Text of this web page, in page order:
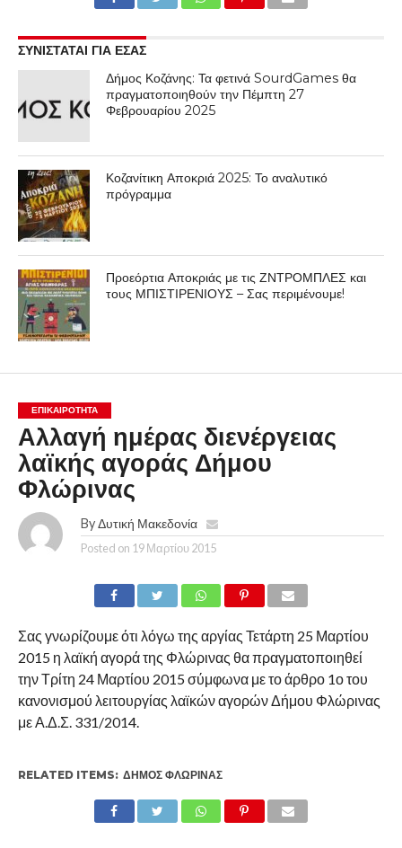
ΣΥΝΙΣΤΑΤΑΙ ΓΙΑ ΕΣΑΣ
Δήμος Κοζάνης: Τα φετινά SourdGames θα
πραγματοποιηθούν την Πέμπτη 27
Φεβρουαρίου 2025
Κοζανίτικη Αποκριά 2025: Το αναλυτικό
πρόγραμμα
Προεόρτια Αποκριάς με τις ΖΝΤΡΟΜΠΛΕΣ και
τους ΜΠΙΣΤΙΡΕΝΙΟΥΣ – Σας περιμένουμε!
ΕΠΙΚΑΙΡΟΤΗΤΑ
Αλλαγή ημέρας διενέργειας
λαϊκής αγοράς Δήμου
Φλώρινας
By Δυτική Μακεδονία
Posted on 19 Μαρτίου 2015
Σας γνωρίζουμε ότι λόγω της αργίας Τετάρτη 25 Μαρτίου
2015 η λαϊκή αγορά της Φλώρινας θα πραγματοποιηθεί
την Τρίτη 24 Μαρτίου 2015 σύμφωνα με το άρθρο 1ο του
κανονισμού λειτουργίας λαϊκών αγορών Δήμου Φλώρινας
με Α.Δ.Σ. 331/2014.
RELATED ITEMS: ΔΉΜΟΣ ΦΛΏΡΙΝΑΣ